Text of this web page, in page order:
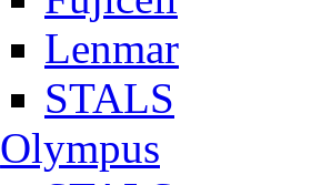
Lenmar
STALS
Olympus